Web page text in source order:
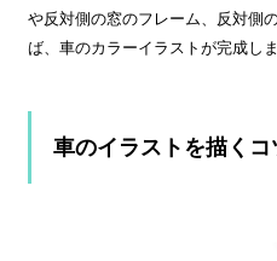
や反対側の窓のフレーム、反対側
ば、車のカラーイラストが完成しま
車のイラストを描くコ